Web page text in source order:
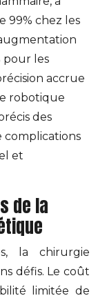
99% chez les
pour les
accrue
robotique
des
complications
et
de la
la chirurgie
défis. Le coût
limitée de